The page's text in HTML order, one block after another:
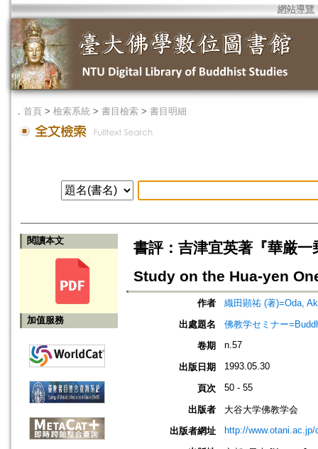
網站導覽
． 首頁 > 檢索系統 > 書目檢索 > 書目明細
閱讀本文
加值服務
書評：吉津宜英著『華厳
Study on the Hua-yen
作者
織田顕祐 (著)=Oda,
出處題名
佛教学セミナー
卷期
n.57
出版日期 1993.05.30
頁次 50 - 55
出版者
大谷大学佛教学会
出版者網址
http://